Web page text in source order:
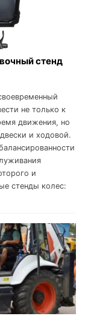
стенд
не только к
движения, но
и ходовой.
и
стенды колес: